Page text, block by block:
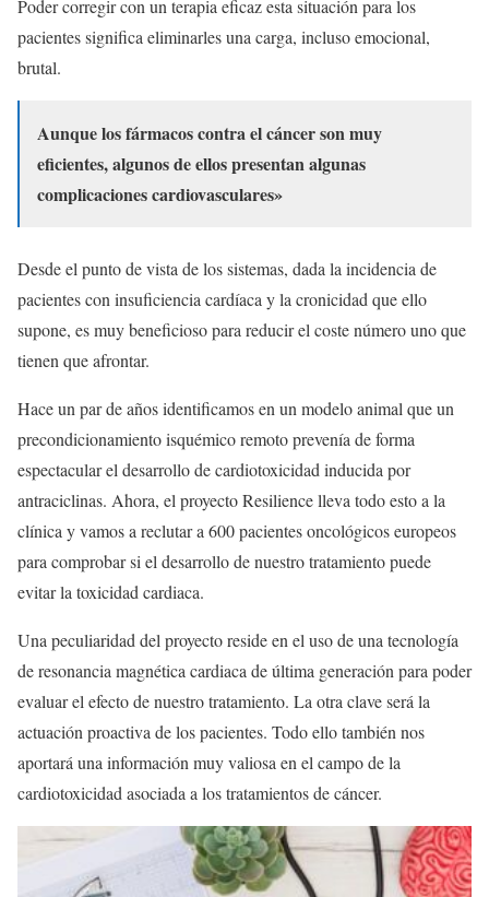
Poder corregir con un terapia eficaz esta situación para los
pacientes significa eliminarles una carga, incluso emocional,
brutal.
Aunque los fármacos contra el cáncer son muy
eficientes, algunos de ellos presentan algunas
complicaciones cardiovasculares»
Desde el punto de vista de los sistemas, dada la incidencia de
pacientes con insuficiencia cardíaca y la cronicidad que ello
supone, es muy beneficioso para reducir el coste número uno que
tienen que afrontar.
Hace un par de años identificamos en un modelo animal que un
precondicionamiento isquémico remoto prevenía de forma
espectacular el desarrollo de cardiotoxicidad inducida por
antraciclinas. Ahora, el proyecto Resilience lleva todo esto a la
clínica y vamos a reclutar a 600 pacientes oncológicos europeos
para comprobar si el desarrollo de nuestro tratamiento puede
evitar la toxicidad cardiaca.
Una peculiaridad del proyecto reside en el uso de una tecnología
de resonancia magnética cardiaca de última generación para poder
evaluar el efecto de nuestro tratamiento. La otra clave será la
actuación proactiva de los pacientes. Todo ello también nos
aportará una información muy valiosa en el campo de la
cardiotoxicidad asociada a los tratamientos de cáncer.